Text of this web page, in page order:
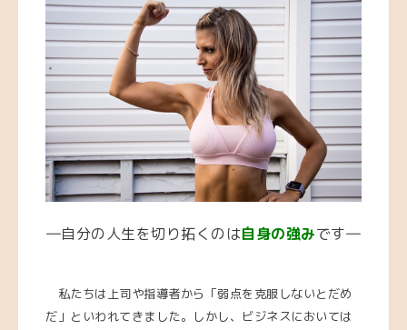
―自分の人生を切り拓くのは自身の強みです―
私たちは上司や指導者から「弱点を克服しないとだめ
だ」といわれてきました。しかし、ビジネスにおいては